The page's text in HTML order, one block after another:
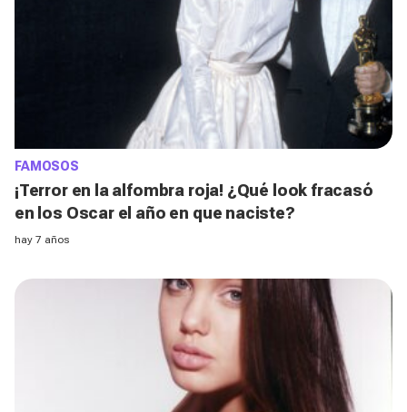
FAMOSOS
¡Terror en la alfombra roja! ¿Qué look fracasó
en los Oscar el año en que naciste?
hay 7 años